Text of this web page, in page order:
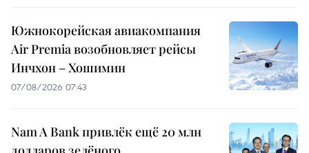
Южнокорейская авиакомпания
Air Premia возобновляет рейсы
Инчхон – Хошимин
07/08/2026 07:43
Nam A Bank привлёк ещё 20 млн